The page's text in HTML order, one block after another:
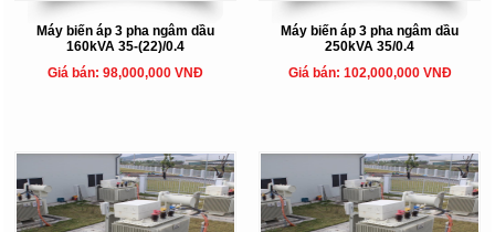
Máy biến áp 3 pha ngâm dầu
160kVA 35-(22)/0.4
Giá bán: 98,000,000 VNĐ
Máy biến áp 3 pha ngâm dầu
250kVA 35/0.4
Giá bán: 102,000,000 VNĐ